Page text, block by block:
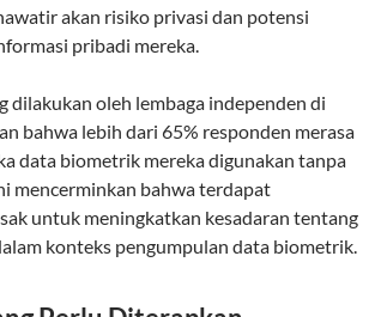
akan risiko privasi dan potensi
pribadi mereka.
dilakukan oleh lembaga independen di
bahwa lebih dari 65% responden merasa
data biometrik mereka digunakan tanpa
mencerminkan bahwa terdapat
untuk meningkatkan kesadaran tentang
konteks pengumpulan data biometrik.